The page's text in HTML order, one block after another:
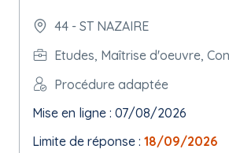
44 - ST NAZAIRE
Etudes, Maîtrise d'oeuvre,
Procédure adaptée
Mise en ligne : 07/08/2026
Limite de réponse : 18/09/2026